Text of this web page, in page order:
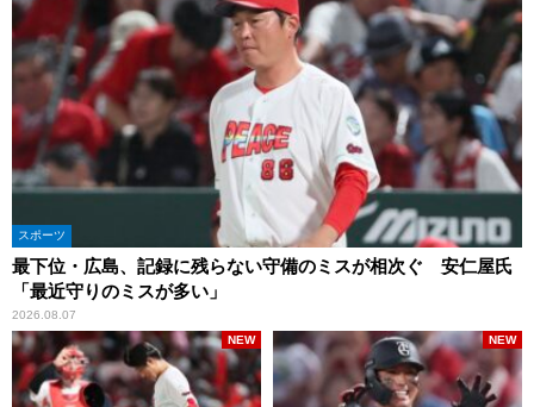
スポーツ
最下位・広島、記録に残らない守備のミスが相次ぐ 安仁屋氏
「最近守りのミスが多い」
2026.08.07
NEW NEW